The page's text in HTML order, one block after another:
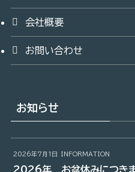
会社概要
お問い合わせ
お知らせ
2026年7月1日 INFORMATION
2026年 お盆休みにつき